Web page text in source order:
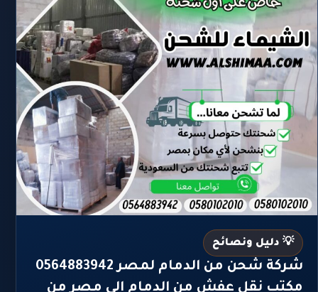
💡 دليل ونصائح
شركة شحن من الدمام لمصر 0564883942
مكتب نقل عفش من الدمام الى مصر من